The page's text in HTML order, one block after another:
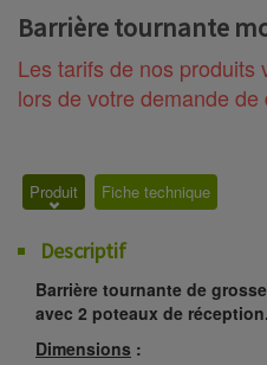
Barrière tournante
Les tarifs de nos produits
lors de votre demande de
Produit Fiche technique
Descriptif
Barrière tournante de
avec 2 poteaux de réception.
Dimensions :